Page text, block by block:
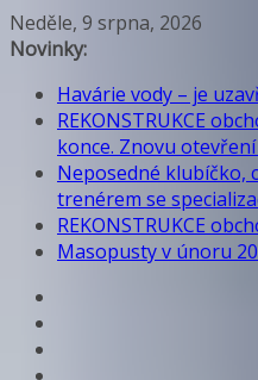
Přeskočit
na
Neděle, 9 srpna, 2026
Novinky:
Havárie vody – je
REKONSTRUKCE
konce. Znovu
Neposedné klubíčko,
trenérem se
REKONSTRUKCE
Masopusty v únoru